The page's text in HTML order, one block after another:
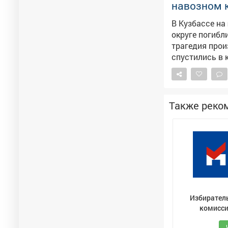
навозном
В Кузбассе
округе погибли двое рабочих. Как
трагедия
спустились в
скончались на
Следственный
требований
безопасности.
Также